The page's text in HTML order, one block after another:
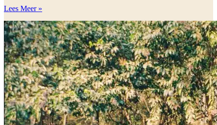
Lees Meer »